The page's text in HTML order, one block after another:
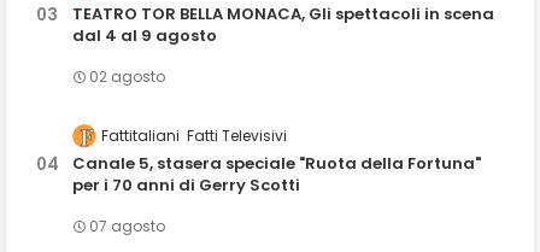
TEATRO TOR BELLA MONACA, Gli spettacoli in scena
dal 4 al 9 agosto
02 agosto
Fattitaliani Fatti Televisivi
Canale 5, stasera speciale "Ruota della Fortuna"
per i 70 anni di Gerry Scotti
07 agosto